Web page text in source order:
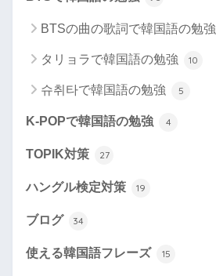
BTSの曲の歌詞で韓国語の勉強
タリョラで韓国語の勉強 10
슈취타で韓国語の勉強 5
K-POPで韓国語の勉強 4
TOPIK対策 27
ハングル検定対策 19
ブログ 34
使える韓国語フレーズ 15